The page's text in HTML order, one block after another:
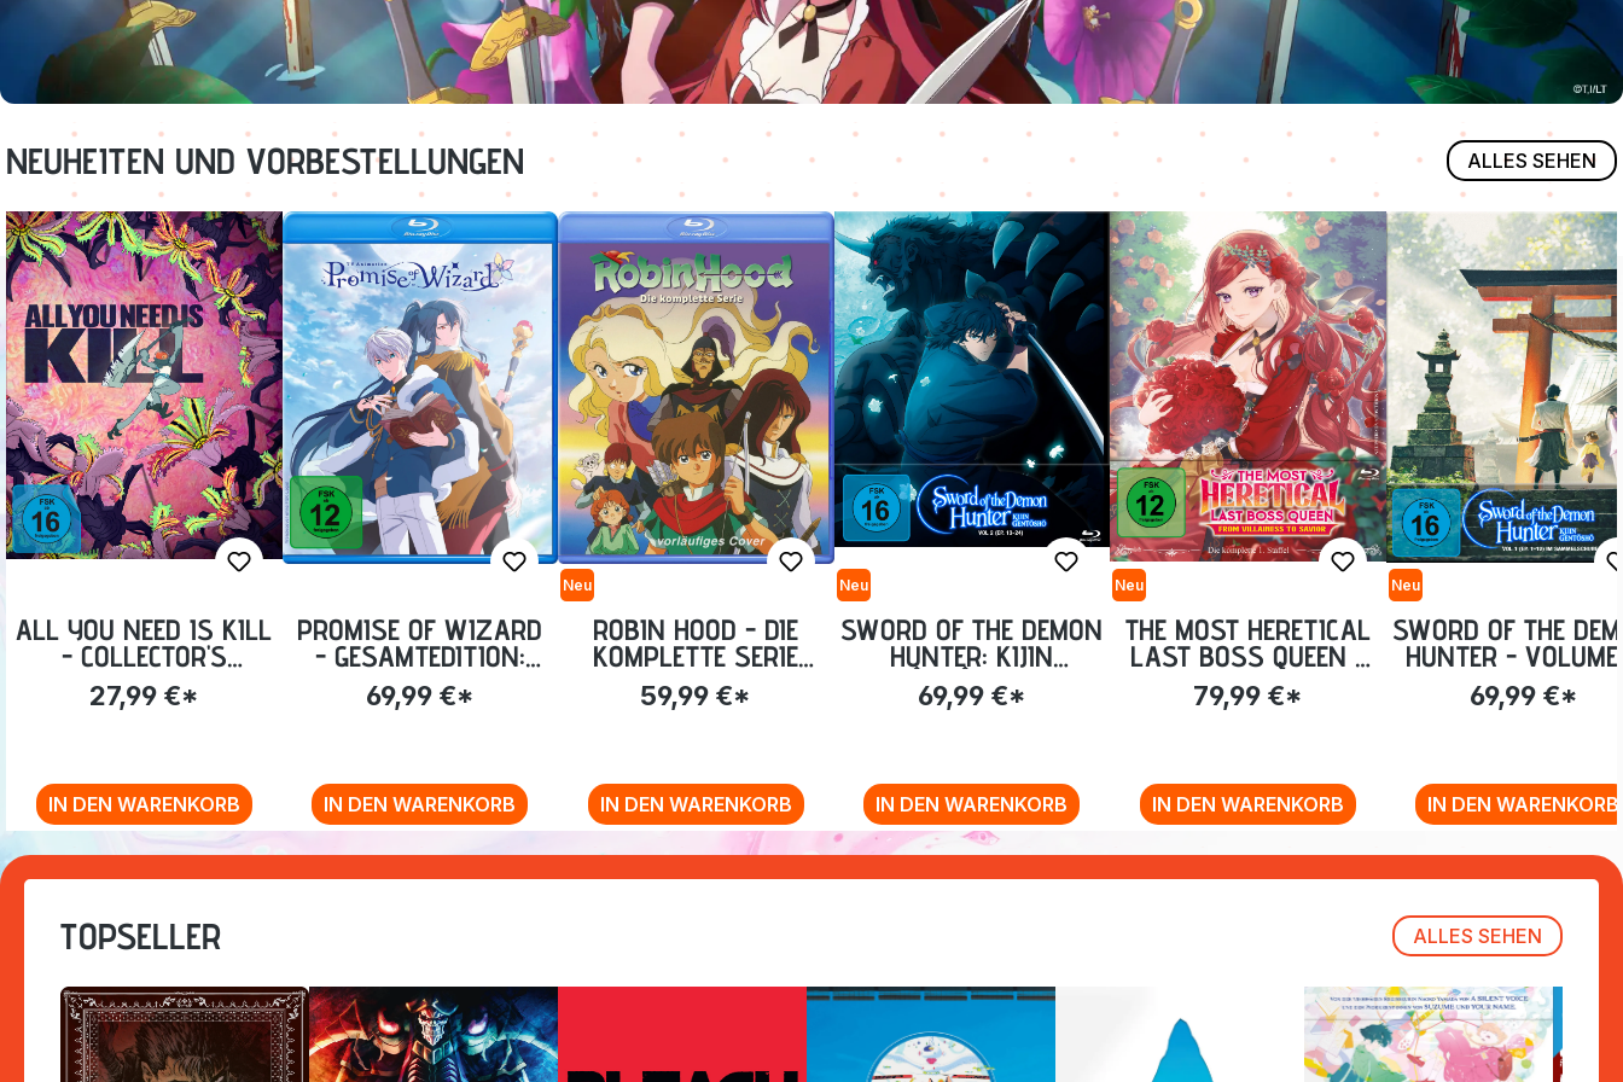
NEUHEITEN UND VORBESTELLUNGEN ALLES SEHEN
ALL YOU NEED IS KILL
- COLLECTOR'S
EDITION (BLU-RAY)
27,99 €*
IN DEN WARENKORB
PROMISE OF WIZARD
- GESAMTEDITION:
EP.01-12 [BLU-RAY]
69,99 €*
IN DEN WARENKORB
Neu
ROBIN HOOD - DIE
KOMPLETTE SERIE
(INKL. FILM) [BLU-RAY]
59,99 €*
IN DEN WARENKORB
Neu
SWORD OF THE DEMON
HUNTER: KIJIN
GENTÔSHÔ - VOLUME
2: EP. 13-24 [BLU-RAY]
69,99 €*
IN DEN WARENKORB
Neu
THE MOST HERETICAL
LAST BOSS QUEEN -
DIE KOMPLETTE ERSTE
STAFFEL [BLU-RAY]
79,99 €*
IN DEN WARENKORB
Neu
SWORD OF THE
HUNTER - VOLUME
EPISODE 01-12
RAY]
69,99 €*
IN DEN WARENKORB
Zurück zur Vor-/Zurück-Navigation
TOPSELLER ALLES SEHEN